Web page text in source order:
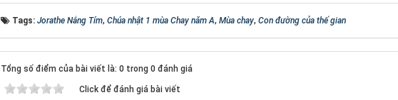
Tags: Jorathe Nắng Tím, Chúa nhật 1 mùa Chay năm A, Mùa chay, Con đường của thế gian
Tổng số điểm của bài viết là: 0 trong 0 đánh giá
Click để đánh giá bài viết